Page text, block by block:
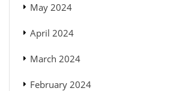
May 2024
April 2024
March 2024
February 2024